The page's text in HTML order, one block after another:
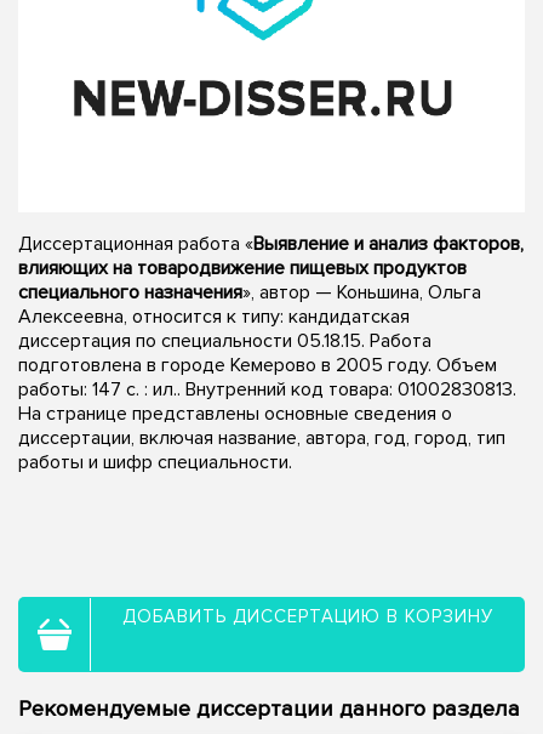
Диссертационная работа «Выявление и анализ факторов,
влияющих на товародвижение пищевых продуктов
специального назначения», автор — Коньшина, Ольга
Алексеевна, относится к типу: кандидатская
диссертация по специальности 05.18.15. Работа
подготовлена в городе Кемерово в 2005 году. Объем
работы: 147 с. : ил.. Внутренний код товара: 01002830813.
На странице представлены основные сведения о
диссертации, включая название, автора, год, город, тип
работы и шифр специальности.
ДОБАВИТЬ ДИССЕРТАЦИЮ В КОРЗИНУ
Рекомендуемые диссертации данного раздела